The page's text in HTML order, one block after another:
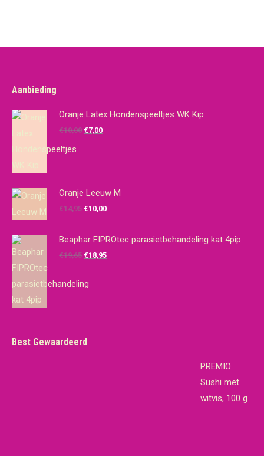
Aanbieding
Oranje Latex Hondenspeeltjes WK Kip
€10,00 Oorspronkelijke
€7,00Huidige
Oranje Leeuw M
€14,95 Oorspronkelijke
was:
€14,95.
€10,00Huidige
is:
€10,00.
Beaphar FIPROtec parasietbehandeling kat 4pip
€19,65 Oorspronkelijke
was:
€18,95Huidige
Best Gewaardeerd
PREMIO
Sushi met
witvis, 100 g